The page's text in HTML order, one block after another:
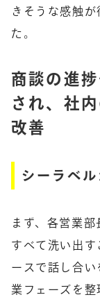
きそうな感触
た。
商談の進
され、社
改善
シーラベ
まず、各営業
すべて洗い出
ースで話し合
業フェーズを